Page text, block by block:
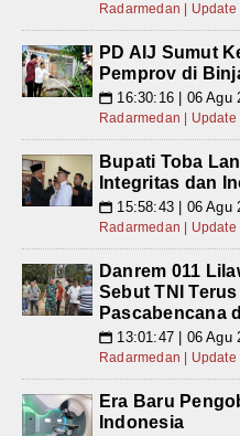
Radarmedan |
PD AIJ Sumut
Pemprov di
📅 16:30:16 | 06
Radarmedan |
Bupati Toba
Integritas dan
📅 15:58:43 | 06
Radarmedan |
Danrem 011
Sebut TNI
Pascabencana
📅 13:01:47 | 06
Radarmedan |
Era Baru
Indonesia